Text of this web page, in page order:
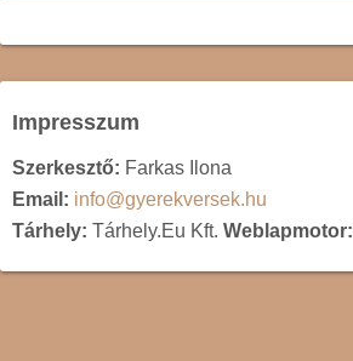
Impresszum
Szerkesztő: Farkas Ilona
Email: info@gyerekversek.hu
Tárhely: Tárhely.Eu Kft. Weblapmotor: